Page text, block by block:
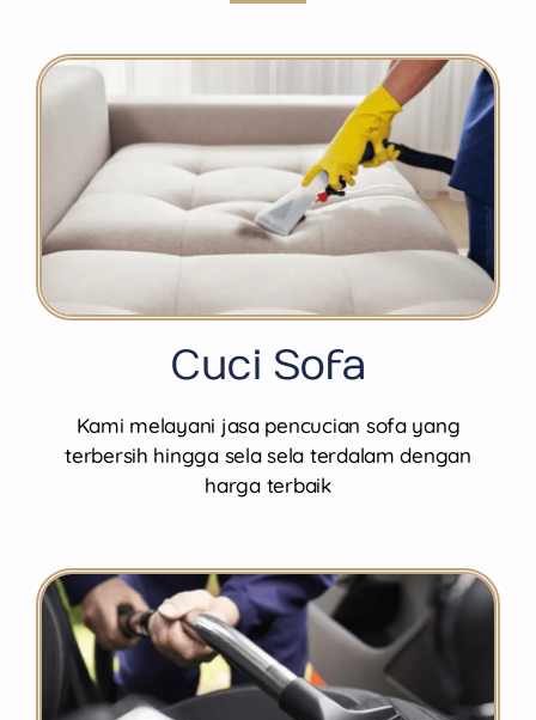
Cuci Sofa
Kami melayani jasa pencucian sofa yang
terbersih hingga sela sela terdalam dengan
harga terbaik